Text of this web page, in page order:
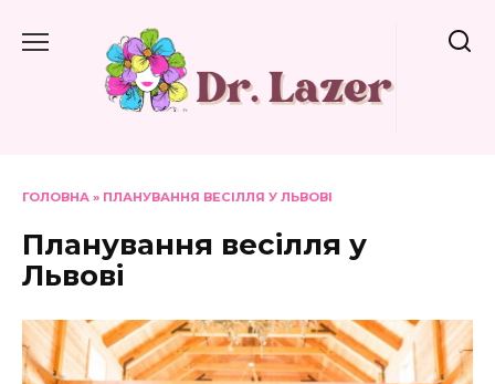
до
ГОЛОВНА » ПЛАНУВАННЯ ВЕСІЛЛЯ У ЛЬВОВІ
Планування весілля у
Львові